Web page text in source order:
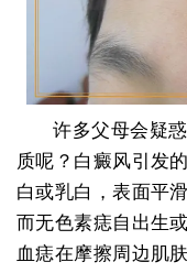
许多父母会疑
质呢？白癜风引发
白或乳白，表面平
而无色素痣自出生
血痣在摩擦周边肌